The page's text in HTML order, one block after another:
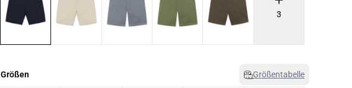
3
Größen Größentabelle